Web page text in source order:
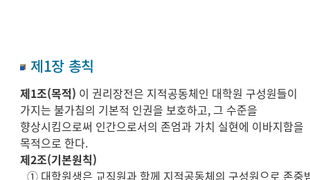
제1장 총칙
제1조(목적) 이 권리장전은 지적공동체인 대학원 구성원들이
가지는 불가침의 기본적 인권을 보호하고, 그 수준을
향상시킴으로써 인간으로서의 존엄과 가치 실현에 이바지함을
목적으로 한다.
제2조(기본원칙)
① 대학원생은 교직원과 함께 지적공동체의 구성원으로 존중